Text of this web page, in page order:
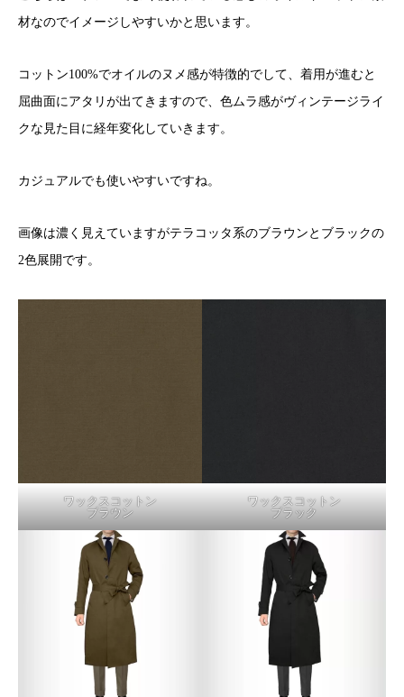
材なのでイメージしやすいかと思います。
コットン100%でオイルのヌメ感が特徴的でして、着用が進むと
屈曲面にアタリが出てきますので、色ムラ感がヴィンテージライ
クな見た目に経年変化していきます。
カジュアルでも使いやすいですね。
画像は濃く見えていますがテラコッタ系のブラウンとブラックの
2色展開です。
ワックスコットン
ブラウン
ワックスコットン
ブラック